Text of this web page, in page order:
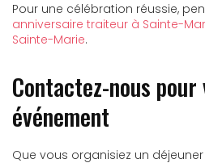
Pour une célébration réussie,
anniversaire traiteur à Sainte-
Sainte-Marie.
Contactez-nous
événement
Que vous organisiez un